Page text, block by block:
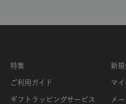
特集
ご利用ガイド
ギフトラッピングサービス
新
マ
メ